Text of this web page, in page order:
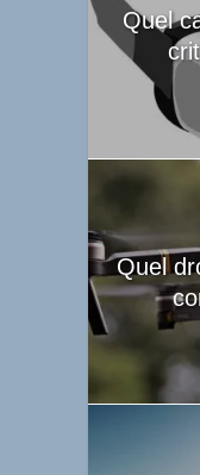
Quel
Quel